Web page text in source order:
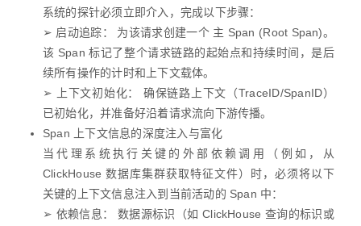
系统的探针必须立即介入，完成以下步骤：
➢ 启动追踪： 为该请求创建一个 主 Span (Root Span)。
该 Span 标记了整个请求链路的起始点和持续时间，是后
续所有操作的计时和上下文载体。
➢ 上下文初始化： 确保链路上下文（TraceID/SpanID）
已初始化，并准备好沿着请求流向下游传播。
Span 上下文信息的深度注入与富化
当代理系统执行关键的外部依赖调用（例如，从
ClickHouse 数据库集群获取特征文件）时，必须将以下
关键的上下文信息注入到当前活动的 Span 中：
➢ 依赖信息： 数据源标识（如 ClickHouse 查询的标识或